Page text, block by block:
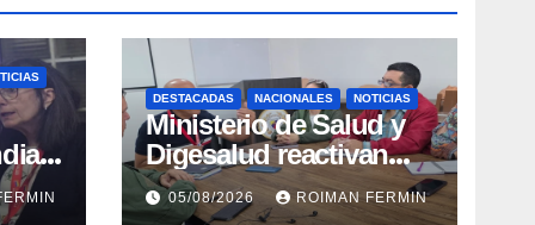
DESTACADAS NACIONALES NOTICIAS
Ministerio de Salud y
Digesalud reactivan
lazos para la vigilancia
epidemiológica y el
05/08/2026 ROIMAN FERMIN